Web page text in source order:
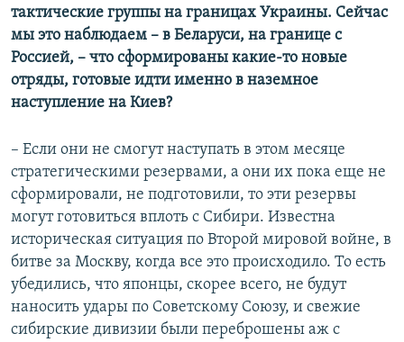
тактические группы на границах Украины. Сейчас
мы это наблюдаем – в Беларуси, на границе с
Россией, – что сформированы какие-то новые
отряды, готовые идти именно в наземное
наступление на Киев?
– Если они не смогут наступать в этом месяце
стратегическими резервами, а они их пока еще не
сформировали, не подготовили, то эти резервы
могут готовиться вплоть с Сибири. Известна
историческая ситуация по Второй мировой войне, в
битве за Москву, когда все это происходило. То есть
убедились, что японцы, скорее всего, не будут
наносить удары по Советскому Союзу, и свежие
сибирские дивизии были переброшены аж с